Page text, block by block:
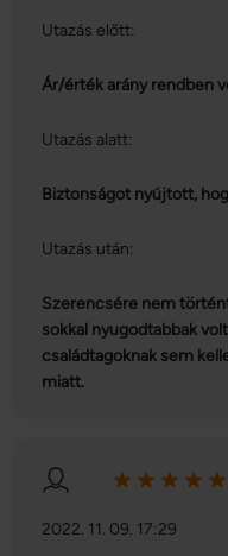
Utazás előtt:
Ár/érték arány rendben
Utazás alatt:
Biztonságot nyújtott,
Utazás után:
Szerencsére nem
sokkal nyugodtabbak
családtagoknak sem
miatt.
2022. 11. 09. 17:29